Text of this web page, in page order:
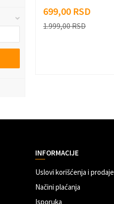
699,00 RSD
1.999,00RSD
INFORMACIJE
Uslovi korišćenja i prodaje
Načini plaćanja
Isporuka